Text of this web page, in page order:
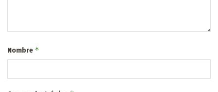
Nombre *